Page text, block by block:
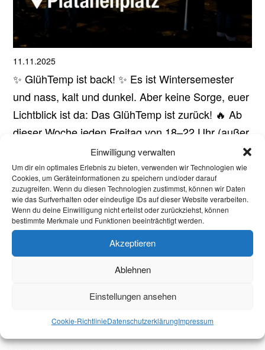
Einwilligung verwalten
Um dir ein optimales Erlebnis zu bieten, verwenden wir Technologien wie
Cookies, um Geräteinformationen zu speichern und/oder darauf
zuzugreifen. Wenn du diesen Technologien zustimmst, können wir Daten
wie das Surfverhalten oder eindeutige IDs auf dieser Website verarbeiten.
Wenn du deine Einwilligung nicht erteilst oder zurückziehst, können
bestimmte Merkmale und Funktionen beeinträchtigt werden.
Akzeptieren
Ablehnen
Einstellungen ansehen
Cookie-RichtlinieDatenschutzerklärungImpressum
11.11.2025
✨ GlühTemp ist back! ✨ Es ist Wintersemester
und nass, kalt und dunkel. Aber keine Sorge, euer
Lichtblick ist da: Das GlühTemp ist zurück! 🔥 Ab
dieser Woche jeden Freitag von 18–22 Uhr (außer
bei schlechtem Wetter – checkt unsere Story für
Updates!) findet ihr uns...
Aktuelles
Welcome Week und darüber hinaus: Onboarding
neuer internationaler Studierender
Warum Einsamkeit im Studium kein Versagen ist –
Protest in Düsseldorf: Studierende demonstrieren